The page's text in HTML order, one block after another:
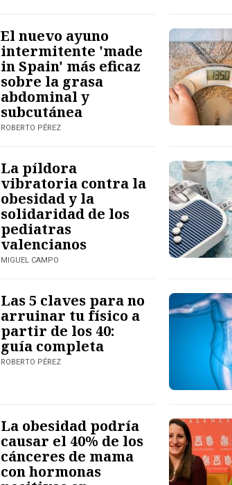
El nuevo ayuno
intermitente 'made
in Spain' más eficaz
sobre la grasa
abdominal y
subcutánea
ROBERTO PÉREZ
La píldora
vibratoria contra la
obesidad y la
solidaridad de los
pediatras
valencianos
MIGUEL CAMPO
Las 5 claves para no
arruinar tu físico a
partir de los 40:
guía completa
ROBERTO PÉREZ
La obesidad podría
causar el 40% de los
cánceres de mama
con hormonas